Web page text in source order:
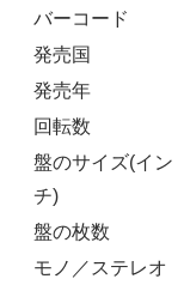
バーコード
発売国
発売年
回転数
盤のサイズ(イン
チ)
盤の枚数
モノ／ステレオ